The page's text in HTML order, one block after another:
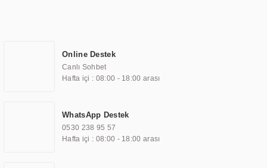
TOCHI markası altında kendi ürettiği ürünlerde kullanmıştır. Günümüzde
TOCHI; videowall, digital signage, kiosk, totem, akıllı durak ekranı, araç içi
ekran, asansör ekranı, digital menüboard, marin ekran, medikal ekran,
ekranları, endüstriyel ekranlar, kapı önü bilgi ekranları, panel PC,
endüstriyel Panel PC, mini PC, endüstriyel mini PC ve akıllı bina sistemleri
gibi çözümleri 4.5" ile 110” boyutları arasında üretebilirken, ayrıca standart
Online Destek
Canlı Sohbet
Hafta içi : 08:00 - 18:00 arası
WhatsApp Destek
0530 238 95 57
Hafta içi : 08:00 - 18:00 arası